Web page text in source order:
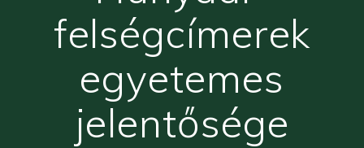
felségcímerek
egyetemes
jelentősége